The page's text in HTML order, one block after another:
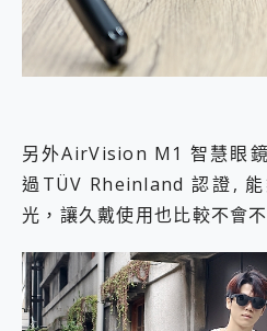
另外AirVision M1 智慧眼
過TÜV Rheinland 認證,
光，讓久戴使用也比較不會不